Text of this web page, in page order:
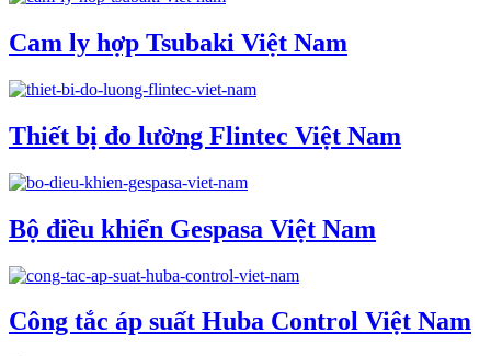
Cam ly hợp Tsubaki Việt Nam
Thiết bị đo lường Flintec Việt Nam
Bộ điều khiển Gespasa Việt Nam
Công tắc áp suất Huba Control Việt Nam